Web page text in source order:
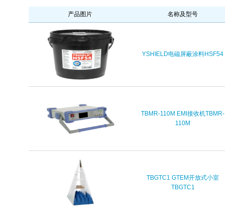
产品图片 名称及型号
YSHIELD电磁屏蔽涂料HSF54
TBMR-110M EMI接收机TBMR-
110M
TBGTC1 GTEM开放式小室
TBGTC1